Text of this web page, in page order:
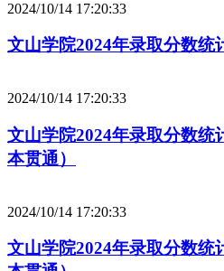
2024/10/14 17:20:33
文山学院2024年录取分数统
2024/10/14 17:20:33
文山学院2024年录取分数统
本贯通）
2024/10/14 17:20:33
文山学院2024年录取分数统